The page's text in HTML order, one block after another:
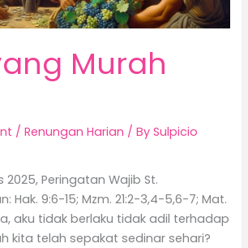
Murah
/Renungan Harian / BySulpicio
2025, Peringatan Wajib St.
Hak. 9:6-15; Mzm. 21:2-3,4-5,6-7; Mat.
aku tidak berlaku tidak adil terhadap
kita telah sepakat sedinar sehari?